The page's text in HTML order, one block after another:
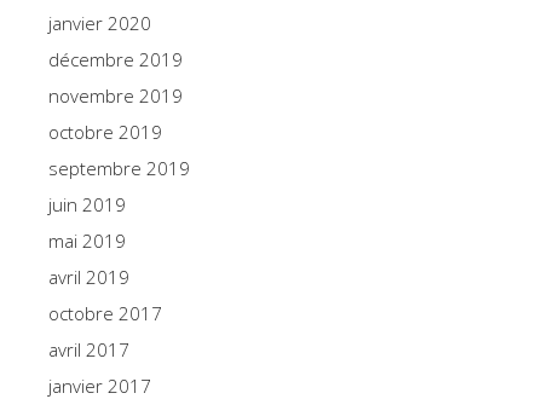
janvier 2020
décembre 2019
novembre 2019
octobre 2019
septembre 2019
juin 2019
mai 2019
avril 2019
octobre 2017
avril 2017
janvier 2017